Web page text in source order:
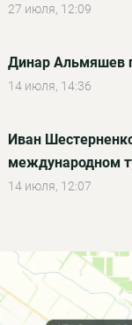
27 июля, 12:09
Динар Альмяшев
14 июля, 14:36
Иван
международном
14 июля, 12:07